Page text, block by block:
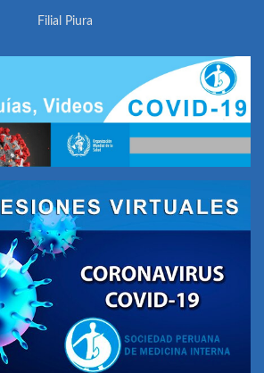
Filial Piura